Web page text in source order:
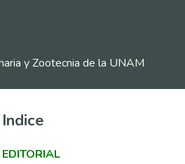
y Zootecnia de la UNAM
Indice
EDITORIAL